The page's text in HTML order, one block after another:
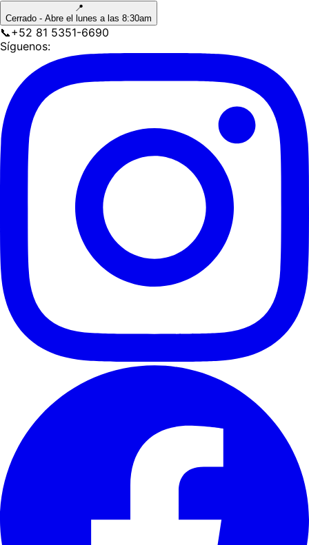
📍
Cerrado - Abre el lunes a las 8:30am
📞+52 81 5351-6690
Síguenos: